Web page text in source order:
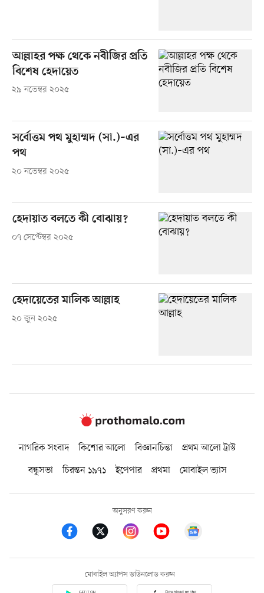
আল্লাহর পক্ষ থেকে নবীজির প্রতি
বিশেষ হেদায়েত
২৯ নভেম্বর ২০২৫
সর্বোত্তম পথ মুহাম্মদ (সা.)–এর
পথ
২০ নভেম্বর ২০২৫
হেদায়াত বলতে কী বোঝায়?
০৭ সেপ্টেম্বর ২০২৫
হেদায়েতের মালিক আল্লাহ
২০ জুন ২০২৫
নাগরিক সংবাদ কিশোর আলো বিজ্ঞানচিন্তা
প্রথম আলো ট্রাস্ট
বন্ধুসভা
চিরন্তন ১৯৭১ ইপেপার প্রথমা মোবাইল ভ্যাস
অনুসরণ করুন
মোবাইল অ্যাপস ডাউনলোড করুন